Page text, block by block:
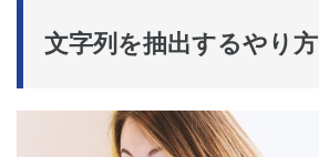
文字列を抽出するやり方